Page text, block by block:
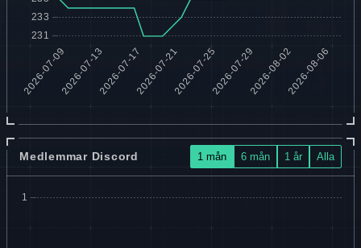
Medlemmar Discord 1 mån 6 mån 1 år Alla